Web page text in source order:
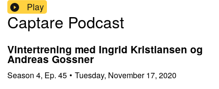
Play
Captare Podcast
Vintertrening med Ingrid Kristiansen og
Andreas Gossner
Season 4, Ep. 45 • Tuesday, November 17, 2020